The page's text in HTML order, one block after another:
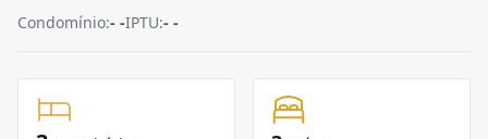
Condomínio:- -IPTU:- -